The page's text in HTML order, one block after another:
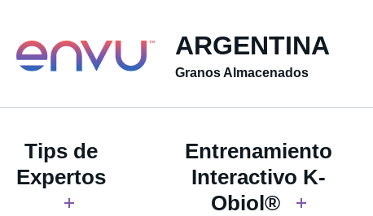
ARGENTINA
Granos Almacenados
Tips de
Expertos
Entrenamiento
Interactivo K-
Obiol®